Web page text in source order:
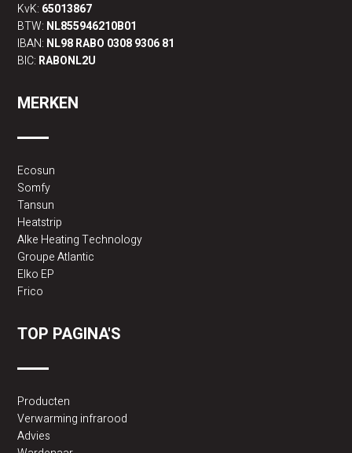
KvK: 65013867
BTW: NL855946210B01
IBAN: NL98 RABO 0308 9306 81
BIC: RABONL2U
MERKEN
Ecosun
Somfy
Tansun
Heatstrip
Alke Heating Technology
Groupe Atlantic
Elko EP
Frico
TOP PAGINA'S
Producten
Verwarming infrarood
Advies